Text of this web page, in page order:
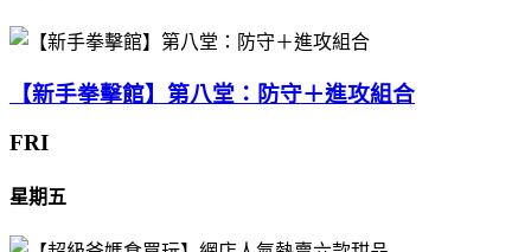
【新手拳擊館】第八堂：防守＋進攻組合
FRI
星期五